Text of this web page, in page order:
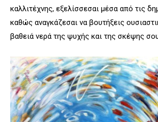
καλλιτέχνης, εξελίσσεσαι μέσα από τις
καθώς αναγκάζεσαι να βουτήξεις
βαθειά νερά της ψυχής και της σκέψης